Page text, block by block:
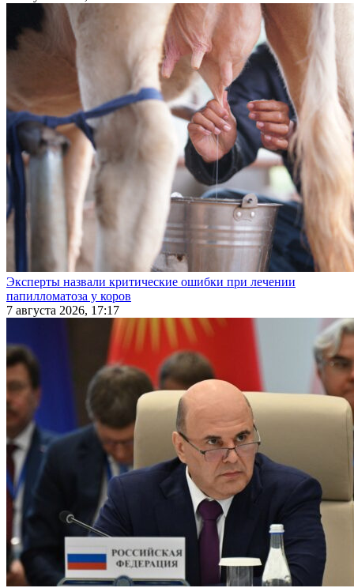
Эксперты назвали критические ошибки при лечении
папилломатоза у коров
7 августа 2026, 17:17